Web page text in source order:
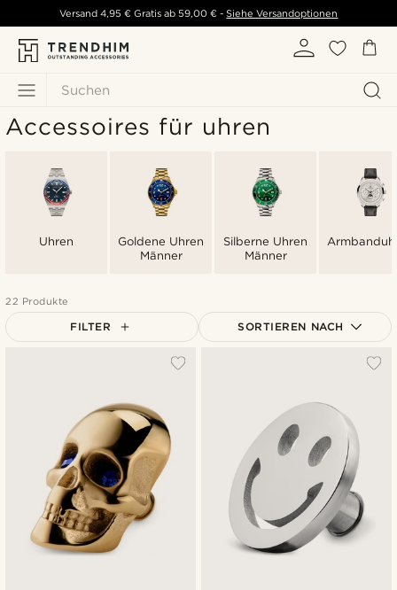
Suchen
Versand 4,95 € Gratis ab 59,00 € - Siehe Versandoptionen
Accessoires für uhren
Uhren
Goldene Uhren
Männer
Silberne Uhren
Männer
22 Produkte
FILTER SORTIEREN NACH
Niedrigster Preis
Höchster Preis